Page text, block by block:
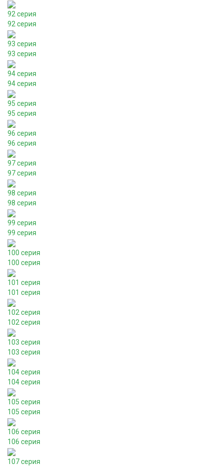
92 серия
92 серия
93 серия
93 серия
94 серия
94 серия
95 серия
95 серия
96 серия
96 серия
97 серия
97 серия
98 серия
98 серия
99 серия
99 серия
100 серия
100 серия
101 серия
101 серия
102 серия
102 серия
103 серия
103 серия
104 серия
104 серия
105 серия
105 серия
106 серия
106 серия
107 серия